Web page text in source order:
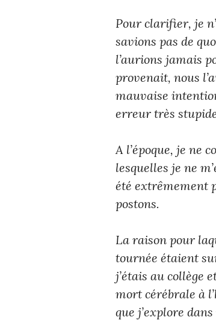
Pour clarifier, je
savions pas de
l’aurions jamais
provenait, nous
mauvaise
erreur très
A l’époque, je ne
lesquelles je ne
été extrêmement
postons.
La raison pour
tournée étaient
j’étais au collège
mort cérébrale à
que j’explore